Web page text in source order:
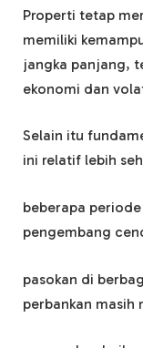
Properti tetap
memiliki
jangka panjang,
ekonomi dan
Selain itu
ini relatif lebih
beberapa
pengembang
pasokan di
perbankan masih